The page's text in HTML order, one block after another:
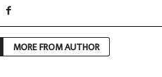
MORE FROM AUTHOR